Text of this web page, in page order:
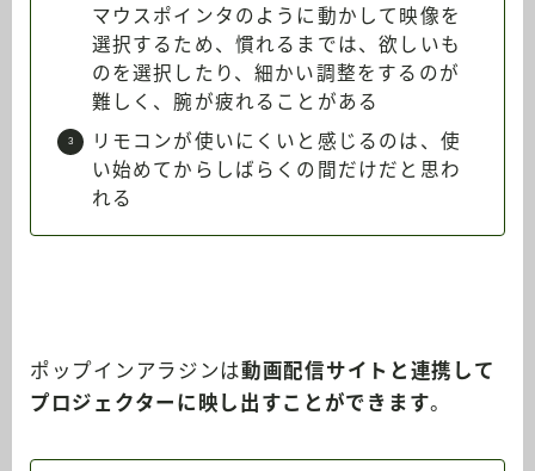
マウスポインタのように動かして映像を
選択するため、慣れるまでは、欲しいも
のを選択したり、細かい調整をするのが
難しく、腕が疲れることがある
リモコンが使いにくいと感じるのは、使
い始めてからしばらくの間だけだと思わ
れる
ポップインアラジンは動画配信サイトと連携して
プロジェクターに映し出すことができます。